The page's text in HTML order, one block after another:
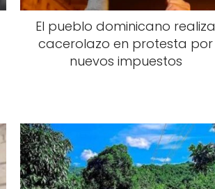
El pueblo dominicano realiza
cacerolazo en protesta por
nuevos impuestos